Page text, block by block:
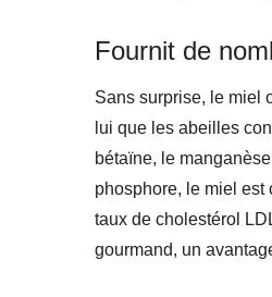
Fournit de
Sans surprise, le miel
lui que les abeilles
bétaïne, le
phosphore, le miel est
taux de cholestérol
gourmand, un